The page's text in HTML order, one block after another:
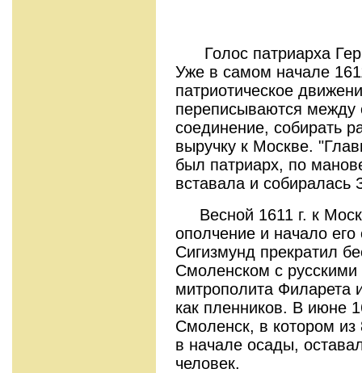
Голос патриарха
Уже в самом начале
патриотическое
переписываются между
соединение, собирать
выручку к Москве.
был патриарх, по
вставала и собиралась
Весной 1611 г. к
ополчение и начало
Сигизмунд прекратил
Смоленском с
митрополита Филарета
как пленников. В июне
Смоленск, в котором
в начале осады,
человек.